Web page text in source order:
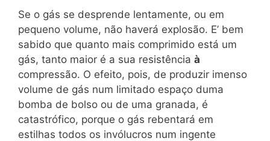
Se o gás se desprende lentamente, ou em
pequeno volume, não haverá explosão. E’ bem
sabido que quanto mais comprimido está um
gás, tanto maior é a sua resistência à
compressão. O efeito, pois, de produzir imenso
volume de gás num limitado espaço duma
bomba de bolso ou de uma granada, é
catastrófico, porque o gás rebentará em
estilhas todos os invólucros num ingente